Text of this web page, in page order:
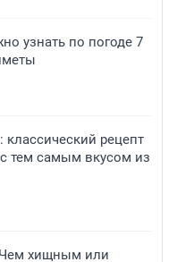
узнать по погоде 7
рецепт
тем самым вкусом из
хищным или